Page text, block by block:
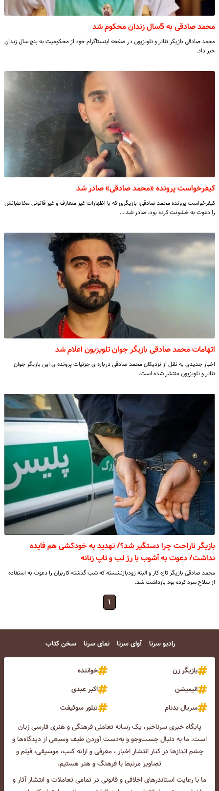
محمد صادقی به 5سال زندان محکوم شد
محمد صادقی بازیگر تئاتر و تلویزیون در صفحه اینستاگرام خود از محکومیت به پنج سال زندان
خبر داد.
کیفرخواست پرونده «محمد صادقی» صادر شد
کیفرخواست پرونده محمد صادقی؛ بازیگری که با اظهارات غیر متعارف و غیر قانونی مخاطبانش
را دعوت به خشونت کرده بود، صادر شد.…
اتهامات محمد صادقی بازیگر جوان تلویزیون اعلام شد
اخبار جدیدی به نقل از نزدیکان محمد صادقی درباره ی جزئیات پرونده ی این بازیگر جوان
تئاتر و تلویزیون منتشر شده است.
بازیگر ناراحت چرا دستگیر شد؟/ تهدید به خودکشی هم فایده
نداشت/ دعوت به آشوب با رژ لب و تاپ زنانه
محمد صادقی بازیگر تازه کار و البته زودبازنشسته که شب گذشته کاربران را دعوت به استفاده
از سلاح سرد کرده بود بازداشت شد.
۱
رادیو سرنا آوای سرنا نمای سرنا سخن کتاب
بازیگر زن
خواننده
انیمیشن
اکبر عبدی
سریال بدنام
تیلور سوئیفت
پایگاه خبری سرناخبر، یک رسانه تعاملی فرهنگی و هنری فارسی زبان
است. ما به دنبال جست‌و‌جو و به‌دست آوردن طیف وسیعی از دیدگاه‌ها و
چشم انداز‌ها در کنار انتشار اخبار ، معرفی و ارائه کتب، موسیقی، فیلم و
تصاویر مرتبط با فرهنگ و هنر هستیم.
ما با رعایت استاندرهای اخلاقی و قانونی در تمامی تعاملات و انتشار آثار و